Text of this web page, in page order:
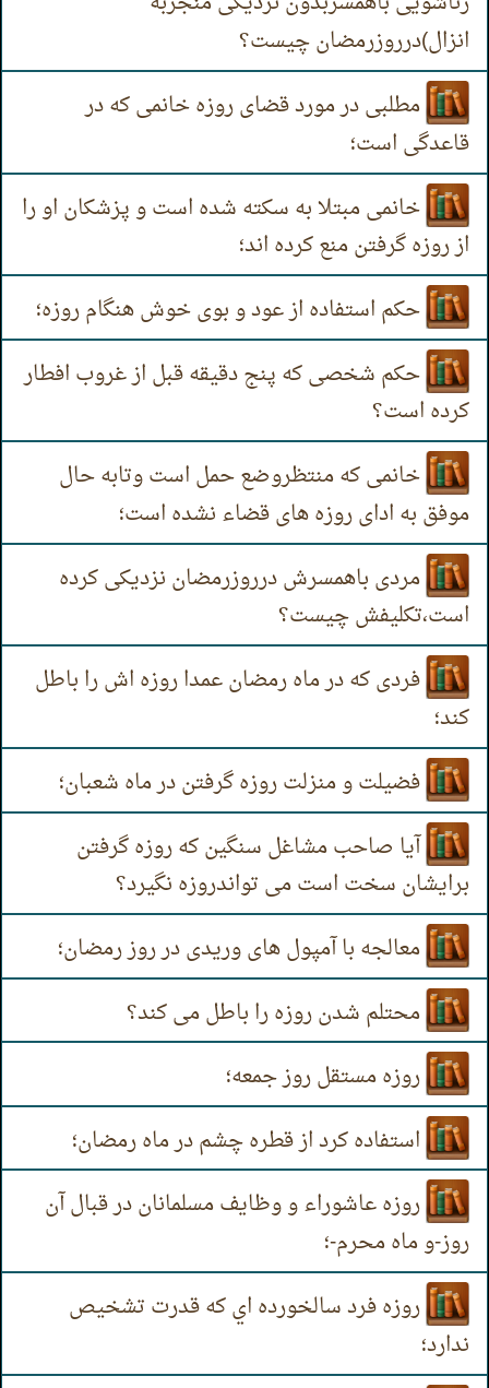
انزال)درروزرمضان چیست؟
مطلبی در مورد قضای روزه خانمی که در
قاعدگی است؛
خانمی مبتلا به سکته شده است و پزشکان او را
از روزه گرفتن منع کرده اند؛
حکم استفاده از عود و بوی خوش هنگام روزه؛
حکم شخصی که پنج دقیقه قبل از غروب افطار
کرده است؟
خانمی که منتظروضع حمل است وتابه حال
موفق به ادای روزه های قضاء نشده است؛
مردی باهمسرش درروزرمضان نزدیکی کرده
است،تکلیفش چیست؟
فردی که در ماه رمضان عمدا روزه اش را باطل
کند؛
فضیلت و منزلت روزه گرفتن در ماه شعبان؛
آیا صاحب مشاغل سنگین که روزه گرفتن
برایشان سخت است می تواندروزه نگیرد؟
معالجه با آمپول های وریدی در روز رمضان؛
محتلم شدن روزه را باطل می کند؟
روزه مستقل روز جمعه؛
استفاده كرد از قطره چشم در ماه رمضان؛
روزه عاشوراء و وظایف مسلمانان در قبال آن
روز-و ماه محرم-؛
روزه فرد سالخورده اي كه قدرت تشخیص
ندارد؛